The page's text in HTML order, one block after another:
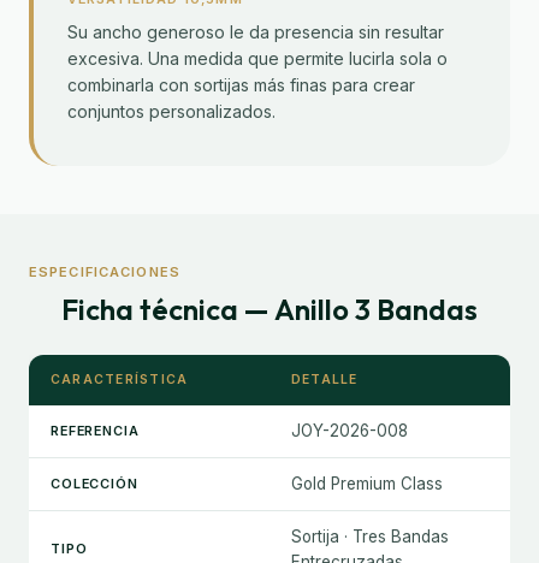
Su ancho generoso le da presencia sin resultar
excesiva. Una medida que permite lucirla sola o
combinarla con sortijas más finas para crear
conjuntos personalizados.
ESPECIFICACIONES
Ficha técnica — Anillo 3 Bandas
CARACTERÍSTICA DETALLE
REFERENCIA JOY-2026-008
COLECCIÓN Gold Premium Class
TIPO
Sortija · Tres Bandas